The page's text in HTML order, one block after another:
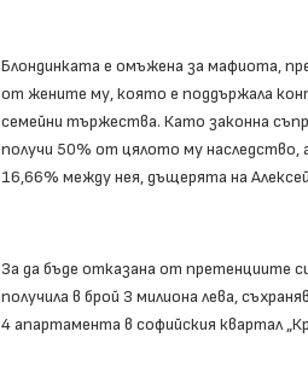
Блондинката е омъжена за мафиота,
от жените му, която е поддържала
семейни тържества. Като законна
получи 50% от цялото му наследство,
16,66% между нея, дъщерята на
За да бъде отказана от претенциите
получила в брой 3 милиона лева,
4 апартамента в софийския квартал